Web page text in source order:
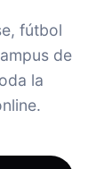
fútbol
de
la